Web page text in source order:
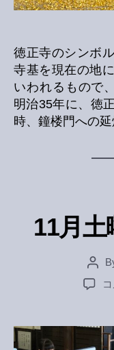
徳正寺のシンボ
寺基を現在の地
いわれるもので
明治35年に、徳
時、鐘楼門への
11月
Post
author
11
曜
開